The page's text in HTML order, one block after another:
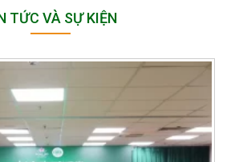
TỨC VÀ SỰ KIỆN